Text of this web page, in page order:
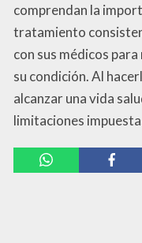
comprendan la
tratamiento
con sus médicos
su condición. Al
alcanzar una vida
limitaciones